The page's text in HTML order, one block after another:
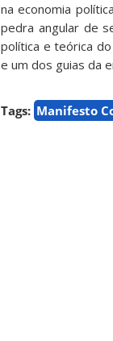
na economia
pedra angular de
política e teórica do
e um dos guias da
Tags: Manifesto